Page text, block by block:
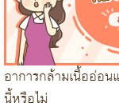
อาการกล้ามเนื้ออ่อน